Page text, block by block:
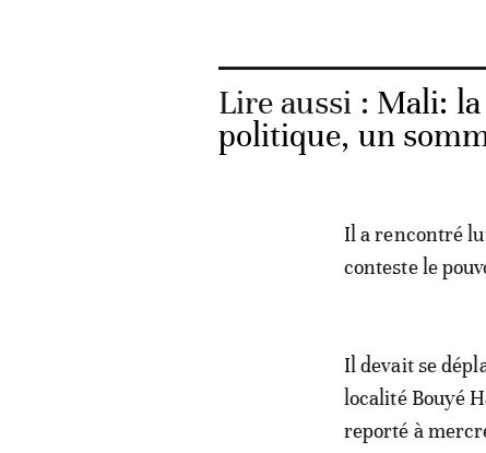
Lire aussi : Mali: la
politique, un
Il a rencontré
conteste le
Il devait se
localité Bouyé
reporté à